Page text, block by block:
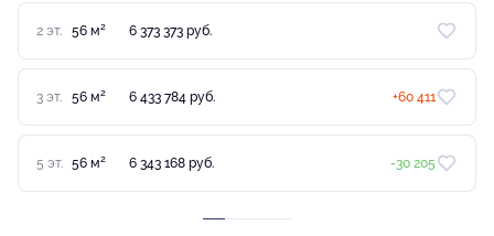
2 эт. 56 м2 6 373 373 руб.
3 эт. 56 м2 6 433 784 руб. +60 411
5 эт. 56 м2 6 343 168 руб. -30 205